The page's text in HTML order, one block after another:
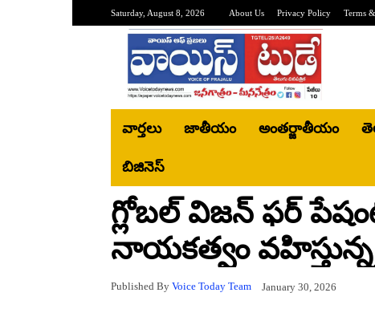
Saturday, August 8, 2026 About Us Privacy Policy Terms
వార్తలు జాతీయం అంతర్జాతీయం
బిజినెస్‌
గ్లోబల్ విజన్ ఫర్
నాయకత్వం
Published By Voice Today Team January 30, 2026